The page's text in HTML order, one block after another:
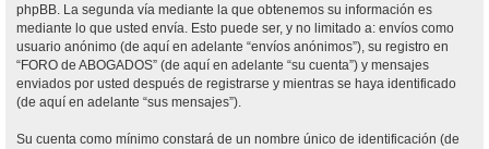
phpBB. La segunda vía mediante la que obtenemos su información es
mediante lo que usted envía. Esto puede ser, y no limitado a: envíos como
usuario anónimo (de aquí en adelante “envíos anónimos”), su registro en
“FORO de ABOGADOS” (de aquí en adelante “su cuenta”) y mensajes
enviados por usted después de registrarse y mientras se haya identificado
(de aquí en adelante “sus mensajes”).
Su cuenta como mínimo constará de un nombre único de identificación (de